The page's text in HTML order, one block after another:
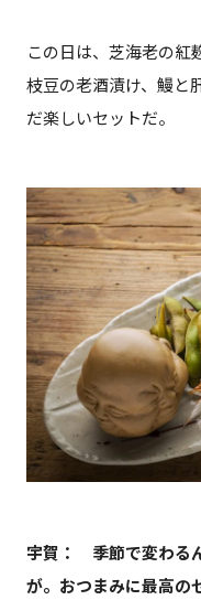
この日は、芝海老の紅
枝豆の老酒漬け、鰻と
だ楽しいセットだ。
宇賀： 季節で変わる
が。おつまみに最高の